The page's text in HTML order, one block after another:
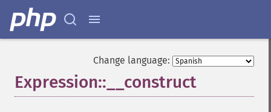
Change language:
Expression::__construct